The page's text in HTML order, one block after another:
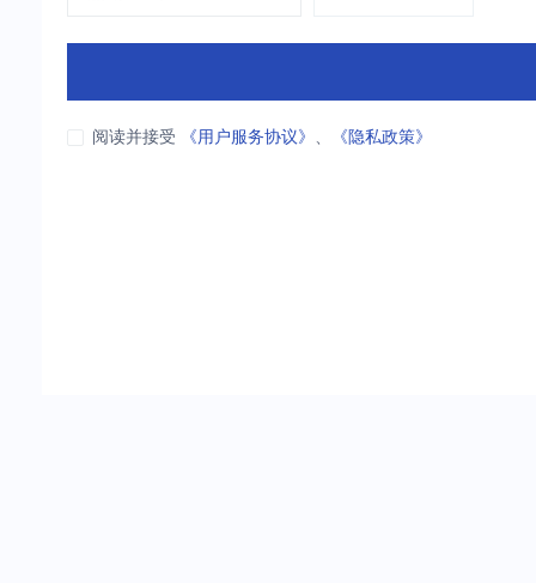
阅读并接受 《用户服务协议》 、 《隐私政策》